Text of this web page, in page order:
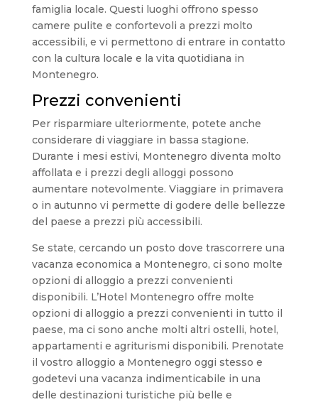
famiglia locale. Questi luoghi offrono spesso
camere pulite e confortevoli a prezzi molto
accessibili, e vi permettono di entrare in contatto
con la cultura locale e la vita quotidiana in
Montenegro.
Prezzi convenienti
Per risparmiare ulteriormente, potete anche
considerare di viaggiare in bassa stagione.
Durante i mesi estivi, Montenegro diventa molto
affollata e i prezzi degli alloggi possono
aumentare notevolmente. Viaggiare in primavera
o in autunno vi permette di godere delle bellezze
del paese a prezzi più accessibili.
Se state, cercando un posto dove trascorrere una
vacanza economica a Montenegro, ci sono molte
opzioni di alloggio a prezzi convenienti
disponibili. L’Hotel Montenegro offre molte
opzioni di alloggio a prezzi convenienti in tutto il
paese, ma ci sono anche molti altri ostelli, hotel,
appartamenti e agriturismi disponibili. Prenotate
il vostro alloggio a Montenegro oggi stesso e
godetevi una vacanza indimenticabile in una
delle destinazioni turistiche più belle e